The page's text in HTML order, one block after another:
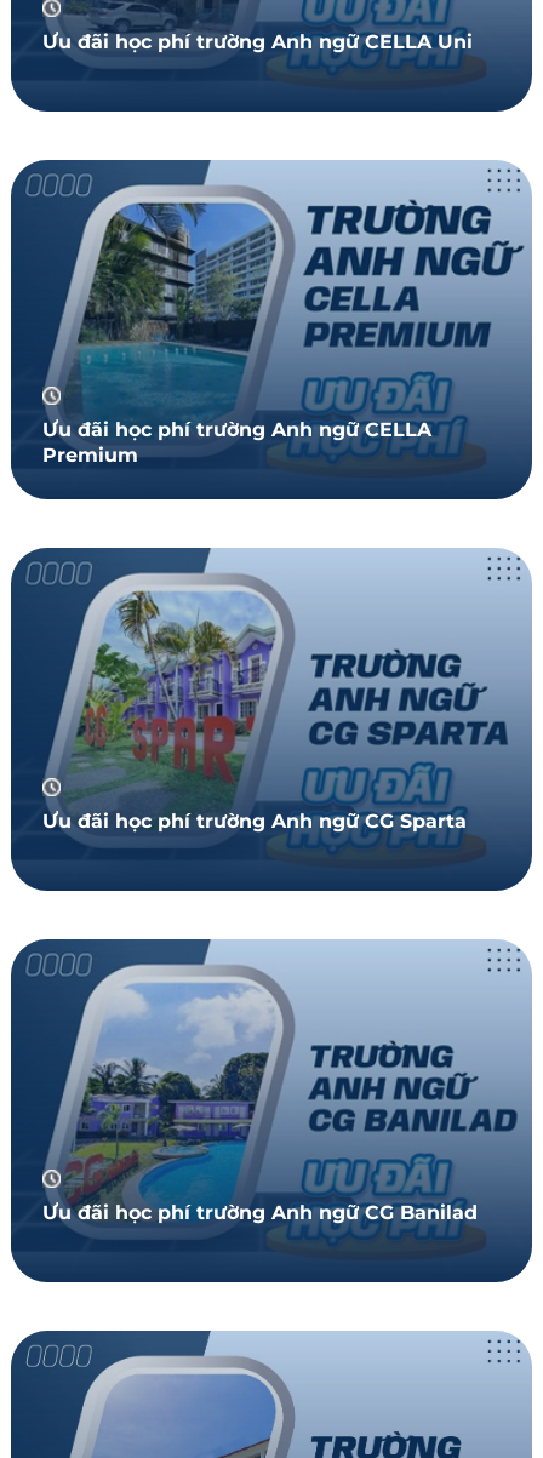
Ưu đãi học phí trường Anh ngữ CELLA Uni
Ưu đãi học phí trường Anh ngữ CELLA
Premium
Ưu đãi học phí trường Anh ngữ CG Sparta
Ưu đãi học phí trường Anh ngữ CG Banilad